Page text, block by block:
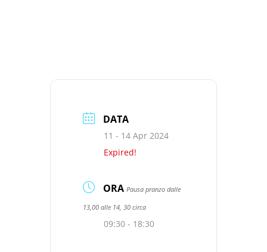
DATA
11 - 14 Apr 2024
Expired!
ORA Pausa pranzo dalle
13,00 alle 14, 30 circa
09:30 - 18:30